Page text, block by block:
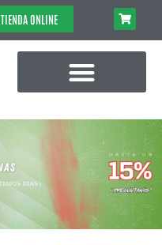
TIENDA ONLINE